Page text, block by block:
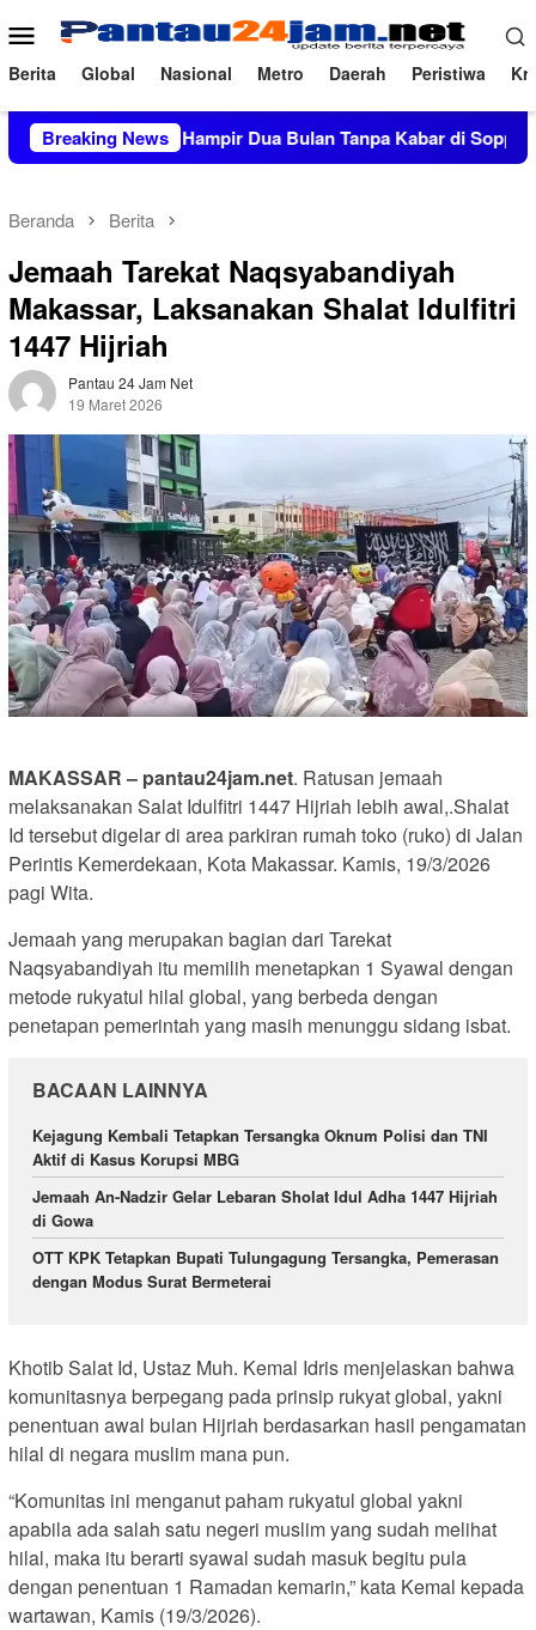
ke
konten
Menu
Mobile
Berita Global Nasional Metro Daerah Peristiwa
Breaking News
Miliar, Hampir Dua Bulan Tanpa Kabar di Soppeng
Beranda Berita
Jemaah Tarekat Naqsyabandiyah
Makassar, Laksanakan Shalat Idulfitri
1447 Hijriah
Pantau 24 Jam Net
19 Maret 2026
MAKASSAR – pantau24jam.net. Ratusan jemaah
melaksanakan Salat Idulfitri 1447 Hijriah lebih awal,.Shalat
Id tersebut digelar di area parkiran rumah toko (ruko) di Jalan
Perintis Kemerdekaan, Kota Makassar. Kamis, 19/3/2026
pagi Wita.
Jemaah yang merupakan bagian dari Tarekat
Naqsyabandiyah itu memilih menetapkan 1 Syawal dengan
metode rukyatul hilal global, yang berbeda dengan
penetapan pemerintah yang masih menunggu sidang isbat.
BACAAN LAINNYA
Kejagung Kembali Tetapkan Tersangka Oknum Polisi dan TNI
Aktif di Kasus Korupsi MBG
Jemaah An-Nadzir Gelar Lebaran Sholat Idul Adha 1447 Hijriah
di Gowa
OTT KPK Tetapkan Bupati Tulungagung Tersangka, Pemerasan
dengan Modus Surat Bermeterai
Khotib Salat Id, Ustaz Muh. Kemal Idris menjelaskan bahwa
komunitasnya berpegang pada prinsip rukyat global, yakni
penentuan awal bulan Hijriah berdasarkan hasil pengamatan
hilal di negara muslim mana pun.
“Komunitas ini menganut paham rukyatul global yakni
apabila ada salah satu negeri muslim yang sudah melihat
hilal, maka itu berarti syawal sudah masuk begitu pula
dengan penentuan 1 Ramadan kemarin,” kata Kemal kepada
wartawan, Kamis (19/3/2026).